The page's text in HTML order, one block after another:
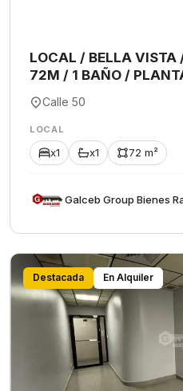
LOCAL / BELLA VISTA
72M / 1 BAÑO /
Calle 50
LOCAL
x1 x1 72 m²
Destacada En Alquiler